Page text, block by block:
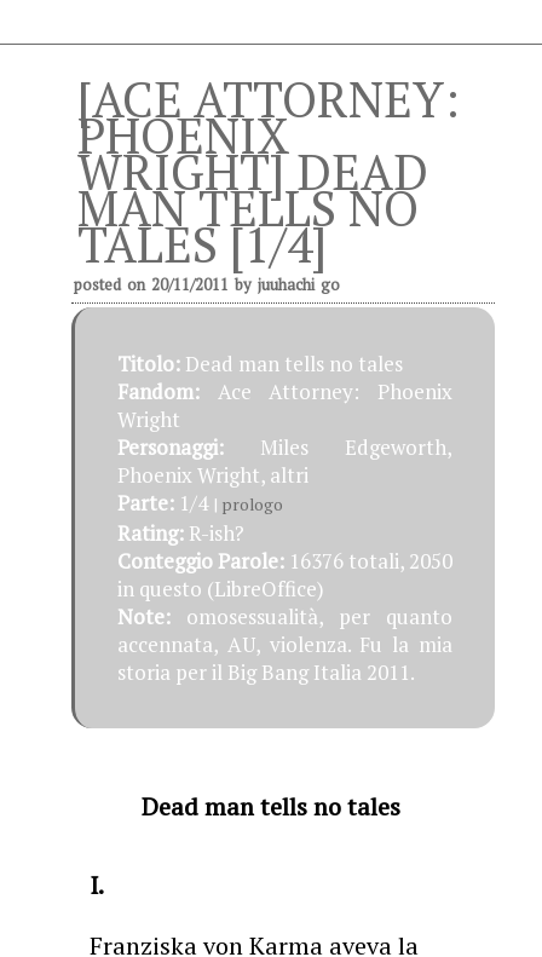
[ACE ATTORNEY:
PHOENIX
WRIGHT] DEAD
MAN TELLS NO
TALES [1/4]
posted on 20/11/2011 by juuhachi go
Titolo: Dead man tells no tales
Fandom: Ace Attorney: Phoenix
Wright
Personaggi: Miles Edgeworth,
Phoenix Wright, altri
Parte: 1/4 | prologo
Rating: R-ish?
Conteggio Parole: 16376 totali, 2050
in questo (LibreOffice)
Note: omosessualità, per quanto
accennata, AU, violenza. Fu la mia
storia per il Big Bang Italia 2011.
Dead man tells no tales
I.
Franziska von Karma aveva la